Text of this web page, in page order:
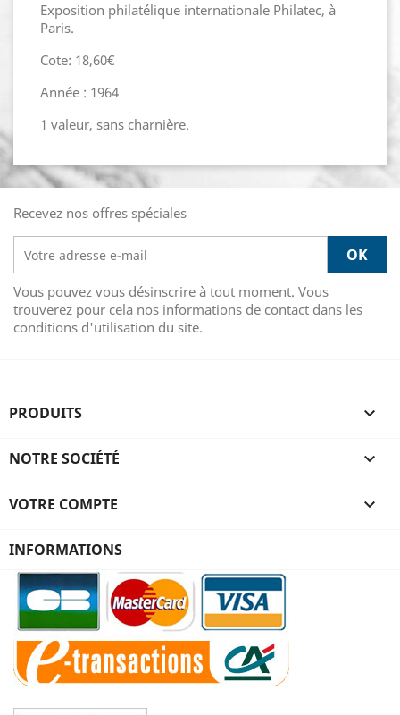
Exposition philatélique internationale Philatec, à
Paris.
Cote: 18,60€
Année : 1964
1 valeur, sans charnière.
Recevez nos offres spéciales
Vous pouvez vous désinscrire à tout moment. Vous
trouverez pour cela nos informations de contact dans les
conditions d'utilisation du site.
PRODUITS 
NOTRE SOCIÉTÉ 
VOTRE COMPTE 
INFORMATIONS